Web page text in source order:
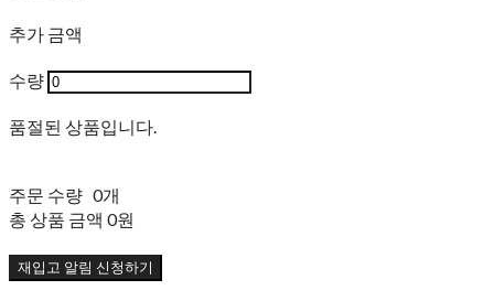
추가 금액
수량
품절된 상품입니다.
주문 수량 0개
총 상품 금액 0원
재입고 알림 신청하기